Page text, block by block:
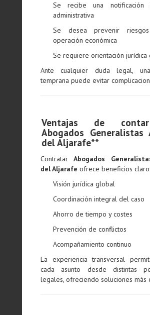
Se recibe una notificación
administrativa
Se desea prevenir
operación económica
Se requiere orientación jurídica
Ante cualquier duda legal,
temprana puede evitar
Ventajas de
Abogados Generalistas
del Aljarafe**
ContratarAbogados
del Aljarafe ofrece beneficios
Visión jurídica global
Coordinación integral del caso
Ahorro de tiempo y costes
Prevención de conflictos
Acompañamiento continuo
La experiencia transversal
cada asunto desde distintas
legales, ofreciendo soluciones más